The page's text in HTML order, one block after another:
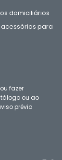
domiciliários
para
fazer
ou ao
prévio